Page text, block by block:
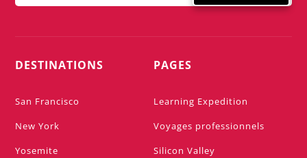
DESTINATIONS
San Francisco
New York
Yosemite
PAGES
Learning Expedition
Voyages professionnels
Silicon Valley